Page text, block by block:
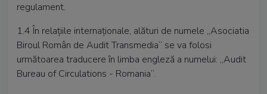
regulament.
1.4 În relaţiile internaţionale, alături de numele „Asociatia
Biroul Român de Audit Transmedia“ se va folosi
următoarea traducere în limba engleză a numelui: „Audit
Bureau of Circulations - Romania“.